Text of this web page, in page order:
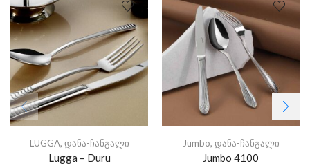
LUGGA, დანა-ჩანგალი
Lugga – Duru
Jumbo, დანა-ჩანგალი
Jumbo 4100